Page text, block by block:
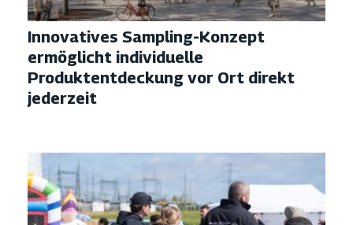
Innovatives Sampling-Konzept
ermöglicht individuelle
Produktentdeckung vor Ort direkt
jederzeit